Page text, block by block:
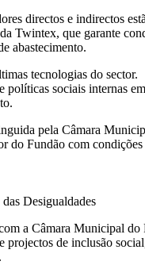
directos e indirectos
Twintex, que garante
abastecimento.
tecnologias do sector.
políticas sociais internas
pela Câmara
do Fundão com condições
Desigualdades
a Câmara Municipal do
projectos de inclusão